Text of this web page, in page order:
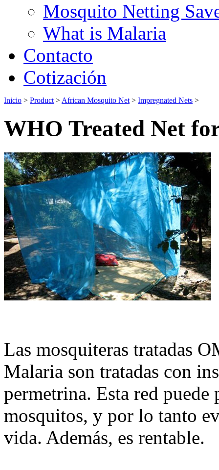
Mosquito Netting
What is Malaria
Contacto
Cotización
Inicio > Product > African Mosquito Net > Impregnated Nets >
WHO Treated Net
Las mosquiteras tratadas
Malaria son tratadas con
permetrina. Esta red puede
mosquitos, y por lo tanto
vida. Además, es rentable.